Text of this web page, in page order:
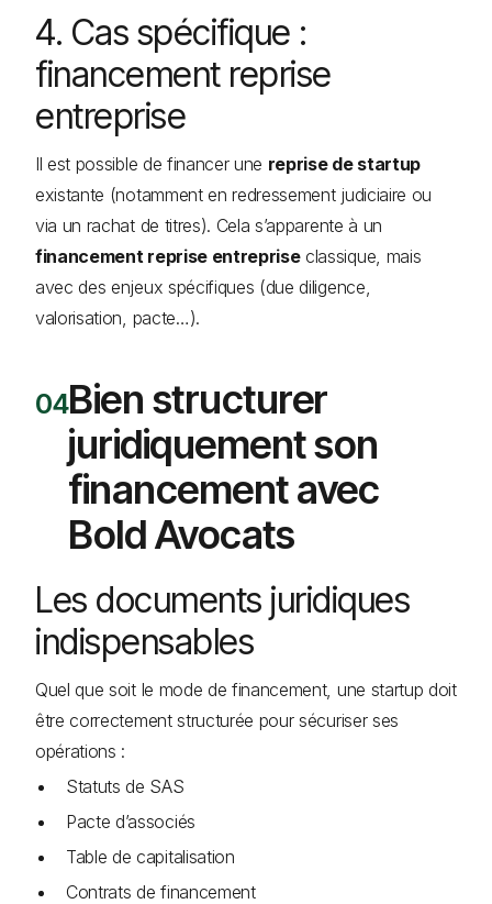
4. Cas spécifique :
financement reprise
entreprise
Il est possible de financer une reprise de startup
existante (notamment en redressement judiciaire ou
via un rachat de titres). Cela s’apparente à un
financement reprise entrepriseclassique, mais
avec des enjeux spécifiques (due diligence,
valorisation, pacte…).
Bien structurer
juridiquement son
financement avec
Bold Avocats
Les documents juridiques
indispensables
Quel que soit le mode de financement, une startup doit
être correctement structurée pour sécuriser ses
opérations :
Statuts de SAS
Pacte d’associés
Table de capitalisation
Contrats de financement